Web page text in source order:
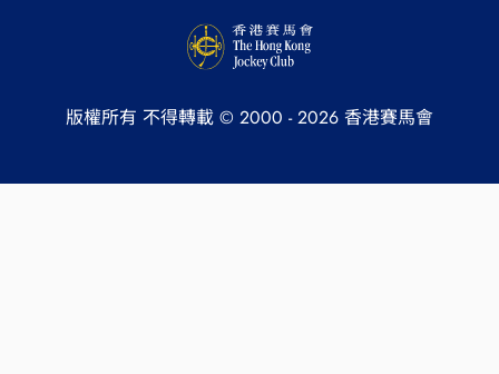
版權所有 不得轉載 © 2000 -2026 香港賽馬會